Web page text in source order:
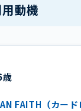
動機
歳
FAITH（カー